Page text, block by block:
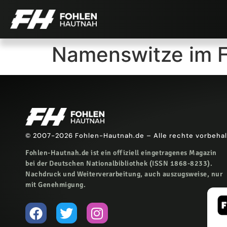
Namenswitze im
© 2007-2026 Fohlen-Hautnah.de – Alle rechte
Fohlen-Hautnah.de ist ein offiziell eingetragenes Magazin
bei der Deutschen Nationalbibliothek (ISSN 1868-8233).
Nachdruck und Weiterverarbeitung, auch auszugsweise, nur
mit Genehmigung.